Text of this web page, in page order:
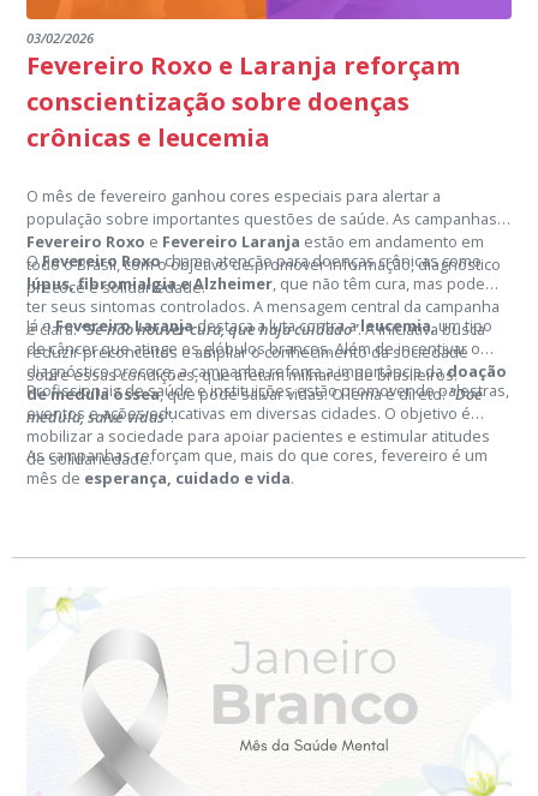
03/02/2026
Fevereiro Roxo e Laranja reforçam
conscientização sobre doenças
crônicas e leucemia
O mês de fevereiro ganhou cores especiais para alertar a
população sobre importantes questões de saúde. As campanhas
Fevereiro Roxo e Fevereiro Laranja estão em andamento em
todo o Brasil, com o objetivo de promover informação, diagnóstico
precoce e solidariedade.
OFevereiro Roxochama atenção para doenças crônicas como
lúpus, fibromialgia e Alzheimer, que não têm cura, mas podem
ter seus sintomas controlados. A mensagem central da campanha
é clara:“Se não houver cura, que haja cuidado”. A iniciativa busca
reduzir preconceitos e ampliar o conhecimento da sociedade
sobre essas condições, que afetam milhares de brasileiros.
Já oFevereiro Laranjadestaca a luta contra aleucemia, um tipo
de câncer que atinge os glóbulos brancos. Além de incentivar o
diagnóstico precoce, a campanha reforça a importância dadoação
de medula óssea, que pode salvar vidas. O lema é direto:“Doe
medula, salve vidas”.
Profissionais de saúde e instituições estão promovendo palestras,
eventos e ações educativas em diversas cidades. O objetivo é
mobilizar a sociedade para apoiar pacientes e estimular atitudes
de solidariedade.
As campanhas reforçam que, mais do que cores, fevereiro é um
mês de esperança, cuidado e vida.